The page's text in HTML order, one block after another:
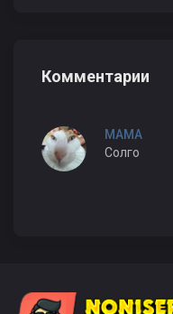
Комментарии
MAMA
Солго